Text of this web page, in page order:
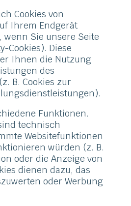
Cookies von
Ihrem Endgerät
Sie unsere Seite
Cookies). Diese
Ihnen die Nutzung
des
B. Cookies zur
Funktionen.
technisch
Websitefunktionen
würden (z. B.
oder die Anzeige von
dienen dazu, das
oder Werbung